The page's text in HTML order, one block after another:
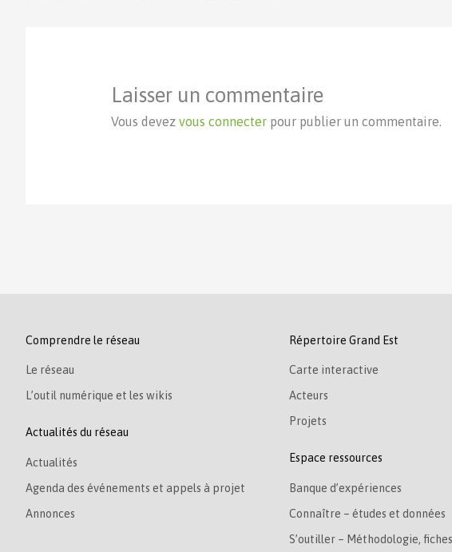
Laisser un commentaire
Vous devez vous connecterpour publier un commentaire.
Comprendre le réseau
Le réseau
L’outil numérique et les wikis
Actualités du réseau
Actualités
Agenda des événements et appels à projet
Annonces
Répertoire Grand Est
Carte interactive
Acteurs
Projets
Espace ressources
Banque d’expériences
Connaître – études et données
S’outiller – Méthodologie,